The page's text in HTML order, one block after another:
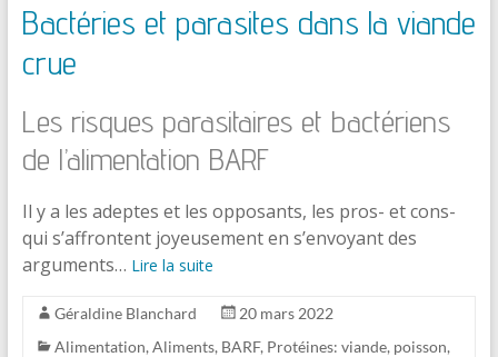
Bactéries et parasites dans la viande
crue
Les risques parasitaires et bactériens
de l’alimentation BARF
Il y a les adeptes et les opposants, les pros- et cons-
qui s’affrontent joyeusement en s’envoyant des
arguments… Lire la suite
Géraldine Blanchard
20 mars 2022
Alimentation, Aliments, BARF, Protéines: viande, poisson,